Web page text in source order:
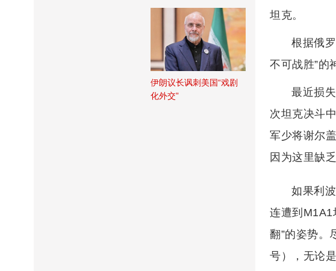
伊朗议长讽刺美国“戏剧
化外交”
坦克。
根据俄
不可战胜”的
最近损
次坦克决斗
军少将谢尔
因为这里缺
如果利
连遭到M1A1
翻”的姿势。
号），无论